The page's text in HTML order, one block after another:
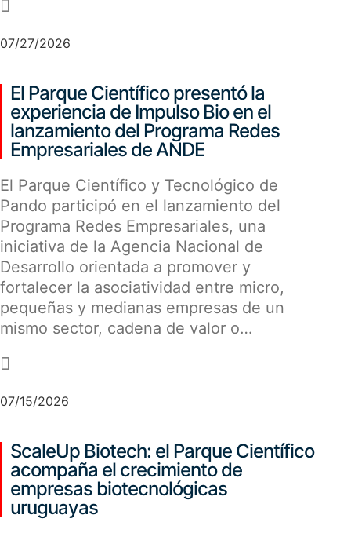
07/27/2026
El Parque Científico presentó la
experiencia de Impulso Bio en el
lanzamiento del Programa Redes
Empresariales de ANDE
El Parque Científico y Tecnológico de
Pando participó en el lanzamiento del
Programa Redes Empresariales, una
iniciativa de la Agencia Nacional de
Desarrollo orientada a promover y
fortalecer la asociatividad entre micro,
pequeñas y medianas empresas de un
mismo sector, cadena de valor o…
07/15/2026
ScaleUp Biotech: el Parque Científico
acompaña el crecimiento de
empresas biotecnológicas
uruguayas